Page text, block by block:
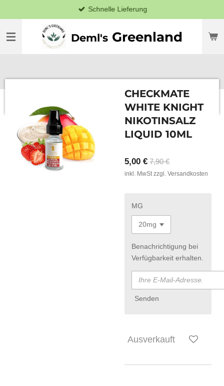
Hauptinhalt
springen
Deml's Greenland
Schnelle Lieferung
CHECKMATE
WHITE KNIGHT
NIKOTINSALZ
LIQUID 10ML
5,00 € 7,90 €
inkl. MwSt zzgl. Versandkosten
MG
Benachrichtigung bei
Verfügbarkeit erhalten.
Senden
Ausverkauft